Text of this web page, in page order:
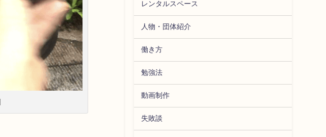
レンタルスペース
人物・団体紹介
働き方
勉強法
動画制作
失敗談